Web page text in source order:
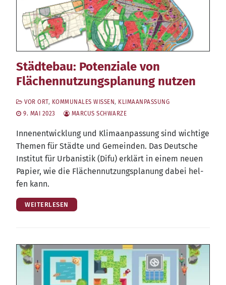
Städtebau: Potenziale von
Flächennutzungsplanung nutzen
VOR ORT, KOMMUNALES WISSEN, KLIMAANPASSUNG
9. MAI 2023
MARCUS SCHWARZE
Innen­ent­wick­lung und Kli­ma­an­pas­sung sind wich­ti­ge
The­men für Städ­te und Gemein­den. Das Deut­sche
Insti­tut für Urba­nis­tik (Difu) erklärt in einem neu­en
Papier, wie die Flä­chen­nut­zungs­pla­nung dabei hel­
fen kann.
WEITERLESEN